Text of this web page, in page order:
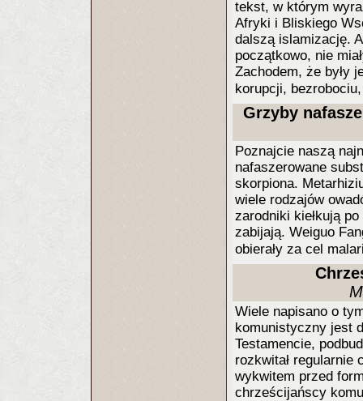
tekst, w którym
Afryki i Bliskiego
dalszą islamizację.
początkowo, nie
Zachodem, że były
korupcji,
Grzyby
Poznajcie naszą
nafaszerowane
skorpiona.
wiele rodzajów
zarodniki kiełkują
zabijają. Weiguo
obierały za cel
Wiele napisano o
komunistyczny jest
Testamencie,
rozkwitał regularnie
wykwitem przed
chrześcijańscy